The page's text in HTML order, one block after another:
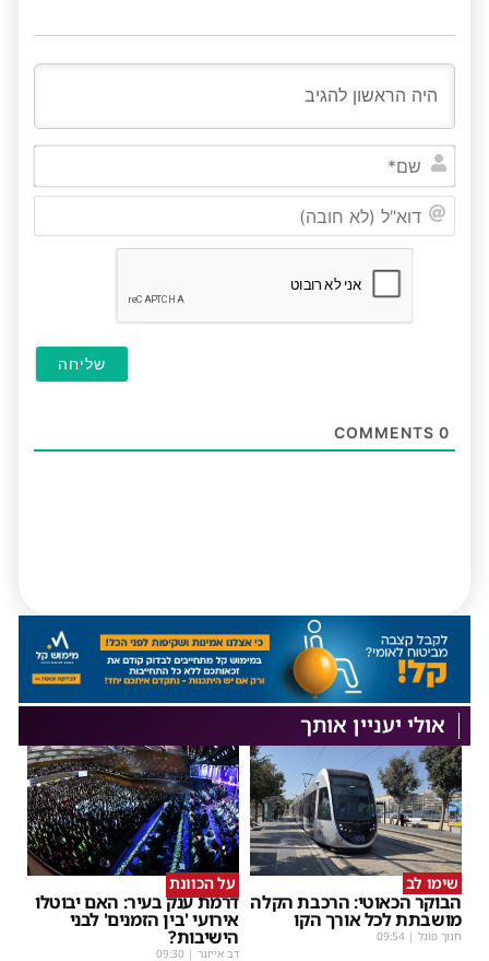
0
אולי יעניין אותך
שימו לב
הבוקר הכאוטי: הרכבת הקלה
מושבתת לכל אורך הקו
חנוך פוגל |
09:54
על הכוונת
דרמת ענק בעיר: האם יבוטלו
אירועי 'בין הזמנים' לבני
הישיבות?
דב אייזנר |
09:30